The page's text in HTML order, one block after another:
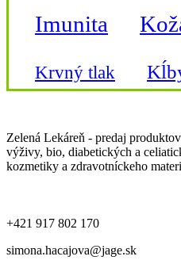
Nominal
OK+
Pilogen Carezza
RaE
Roshen
SOLIO
Semix
Singclean
Imunita
Krvný tlak
Nechty Nervy
Zelená Lekáreň - predaj
výživy, bio, diabetických a
kozmetiky a zdravotníckeho
+421 917 802 170
simona.hacajova@jage.sk